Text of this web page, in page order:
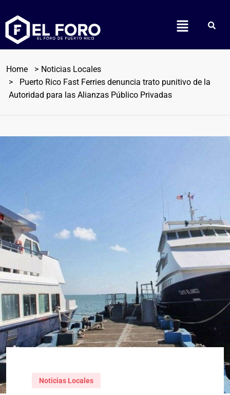
Home
Noticias Locales
Puerto Rico Fast Ferries denuncia trato punitivo de la
Autoridad para las Alianzas Público Privadas
Noticias Locales